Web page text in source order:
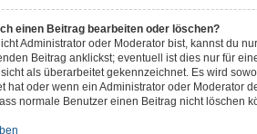
einen Beitrag bearbeiten oder löschen?
Administrator oder Moderator bist, kannst du
Beitrag anklickst; eventuell ist dies nur für
als überarbeitet gekennzeichnet. Es wird
hat oder wenn ein Administrator oder Moderator
normale Benutzer einen Beitrag nicht löschen